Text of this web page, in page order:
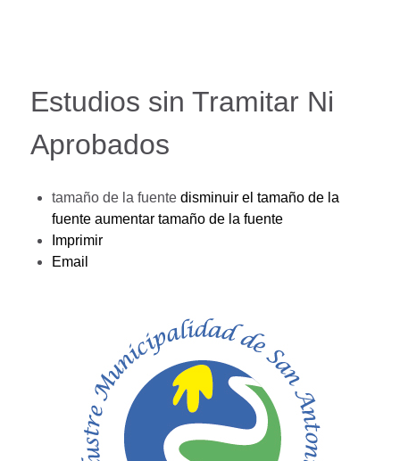
Estudios sin Tramitar Ni
Aprobados
tamaño de la fuente disminuir el tamaño de la
fuente aumentar tamaño de la fuente
Imprimir
Email